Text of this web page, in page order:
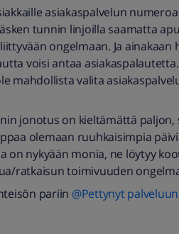
asiakaspalvelun
tunnin linjoilla saamatta
ongelmaan. Ja ainakaan
voisi antaa asiakaspalautetta.
mahdollista valita
jonotus on kieltämättä paljon,
olemaan ruuhkaisimpia
on nykyään monia, ne löytyy
ratkaisun toimivuuden
pariin @Pettynyt palveluun